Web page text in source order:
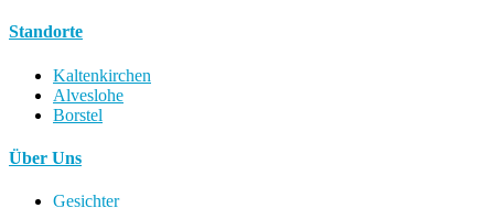
Standorte
Kaltenkirchen
Alveslohe
Borstel
Über Uns
Gesichter